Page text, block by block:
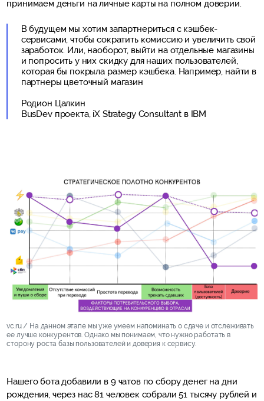
принимаем деньги на личные карты на полном доверии.
В будущем мы хотим запартнериться с кэшбек-
сервисами, чтобы сократить комиссию и увеличить свой
заработок. Или, наоборот, выйти на отдельные магазины
и попросить у них скидку для наших пользователей,
которая бы покрыла размер кэшбека. Например, найти в
партнеры цветочный магазин
Родион Цалкин
BusDev проекта, iX Strategy Consultant в IBM
vc.ru / На данном этапе мы уже умеем напоминать о сдаче и отслеживать
ее лучше конкурентов. Однако мы понимаем, что нужно работать в
сторону роста базы пользователей и доверия к сервису.​
Нашего бота добавили в 9 чатов по сбору денег на дни
рождения, через нас 81 человек собрали 51 тысячу рублей и